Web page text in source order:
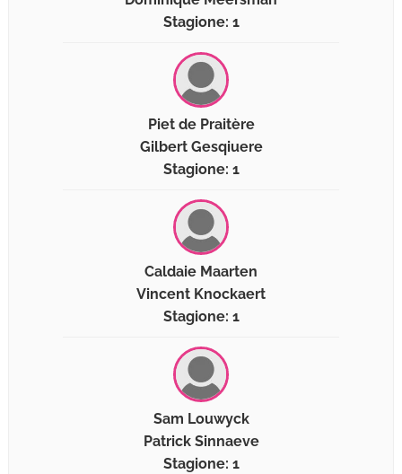
Stagione: 1
Piet de Praitère
Gilbert Gesqiuere
Stagione: 1
Caldaie Maarten
Vincent Knockaert
Stagione: 1
Sam Louwyck
Patrick Sinnaeve
Stagione: 1